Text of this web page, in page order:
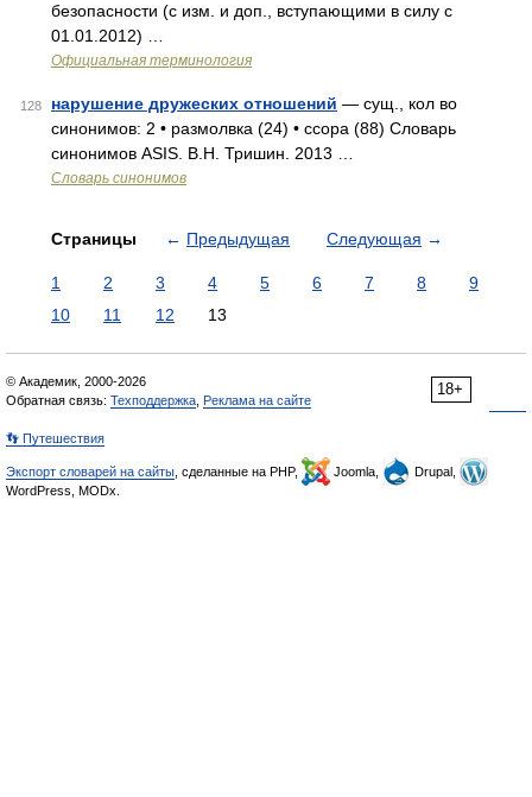
безопасности (с изм. и доп., вступающими в силу с
01.01.2012) …
Официальная терминология
128 нарушение дружеских отношений — сущ., кол во
синонимов: 2 • размолвка (24) • ссора (88) Словарь
синонимов ASIS. В.Н. Тришин. 2013 …
Словарь синонимов
Страницы ← Предыдущая Следующая →
1 2 3 4 5 6 7 8
9
10
11 12 13
18+
© Академик, 2000-2026
Обратная связь: Техподдержка Реклама на сайте
👣 Путешествия
Экспорт словарей на сайты , сделанные на PHP, Joomla,
Drupal,
WordPress, MODx.